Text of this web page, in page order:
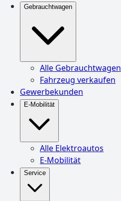
Gebrauchtwagen
Alle Gebrauchtwagen
Fahrzeug verkaufen
Gewerbekunden
E-Mobilität
Alle Elektroautos
E-Mobilität
Service